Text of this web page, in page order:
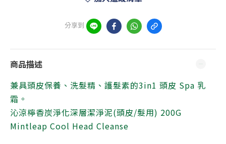
分享到
商品描述
兼具頭皮保養、洗髮精、護髮素的3in1 頭皮 Spa 乳
霜。
沁涼檸香炭淨化深層潔淨泥(頭皮/髮用) 200G
Mintleap Cool Head Cleanse